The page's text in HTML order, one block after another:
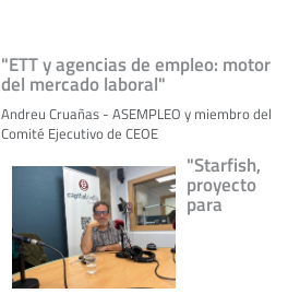
"ETT y agencias de empleo: motor
del mercado laboral"
Andreu Cruañas - ASEMPLEO y miembro del
Comité Ejecutivo de CEOE
"Starfish,
proyecto
para